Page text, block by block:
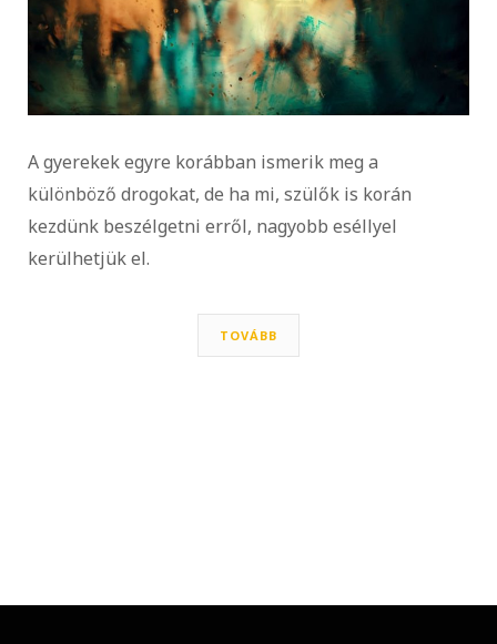
A gyerekek egyre korábban ismerik meg a
különböző drogokat, de ha mi, szülők is korán
kezdünk beszélgetni erről, nagyobb eséllyel
kerülhetjük el.
TOVÁBB